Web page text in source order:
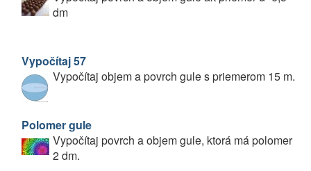
dm
Vypočítaj 57
Vypočítaj objem a povrch gule s priemerom 15 m.
Polomer gule
Vypočítaj povrch a objem gule, ktorá má polomer
2 dm.